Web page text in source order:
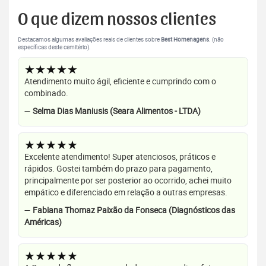
O que dizem nossos clientes
Destacamos algumas avaliações reais de clientes sobre Best Homenagens. (não
específicas deste cemitério).
★★★★★
Atendimento muito ágil, eficiente e cumprindo com o
combinado.
— Selma Dias Maniusis (Seara Alimentos - LTDA)
★★★★★
Excelente atendimento! Super atenciosos, práticos e
rápidos. Gostei também do prazo para pagamento,
principalmente por ser posterior ao ocorrido, achei muito
empático e diferenciado em relação a outras empresas.
— Fabiana Thomaz Paixão da Fonseca (Diagnósticos das
Américas)
★★★★★